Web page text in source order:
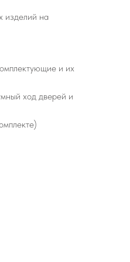
изделий на
и их
ход дверей и